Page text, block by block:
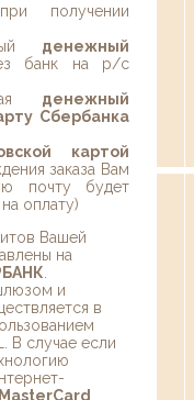
получении
денежный
банк на р/с
денежный
Сбербанка
картой
заказа Вам
почту будет
оплату)
Вашей
на
и
в
В случае если